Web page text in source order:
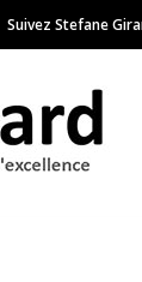
Suivez Stefane